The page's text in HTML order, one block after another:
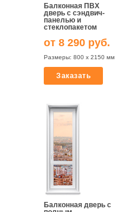
Балконная ПВХ
дверь с сэндвич-
панелью и
стеклопакетом
от 8 290 руб.
Размеры: 800 х 2150 мм
Заказать
Балконная дверь с